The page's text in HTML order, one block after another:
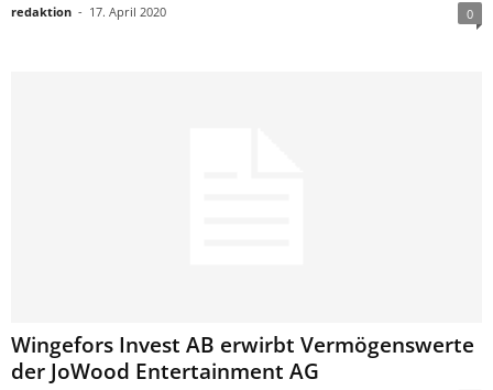
redaktion - 17. April 2020 0
Wingefors Invest AB erwirbt Vermögenswerte
der JoWood Entertainment AG